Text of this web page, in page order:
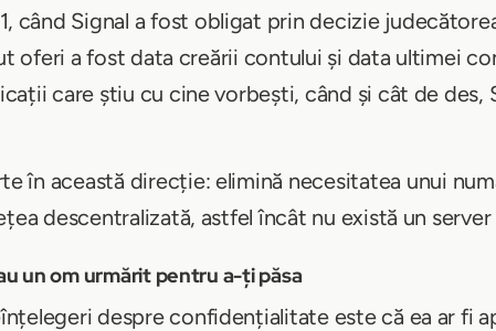
când Signal a fost obligat prin decizie
oferi a fost data creării contului și data ultimei
care știu cu cine vorbești, când și cât de des,
în această direcție: elimină necesitatea unui
descentralizată, astfel încât nu există un
un om urmărit pentru a-ți păsa
despre confidențialitate este că ea ar fi